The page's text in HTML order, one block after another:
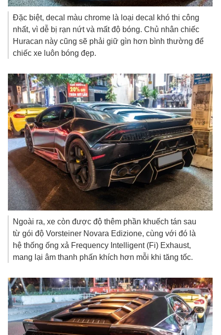
Đặc biệt, decal màu chrome là loại decal khó thi công
nhất, vì dễ bị rạn nứt và mất độ bóng. Chủ nhân chiếc
Huracan này cũng sẽ phải giữ gìn hơn bình thường để
chiếc xe luôn bóng đẹp.
Ngoài ra, xe còn được độ thêm phần khuếch tán sau
từ gói độ Vorsteiner Novara Edizione, cùng với đó là
hệ thống ống xả Frequency Intelligent (Fi) Exhaust,
mang lại âm thanh phấn khích hơn mỗi khi tăng tốc.